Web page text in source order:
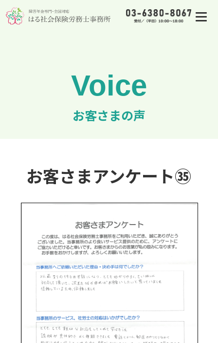
お客さまの声
お客さまアンケート㉟